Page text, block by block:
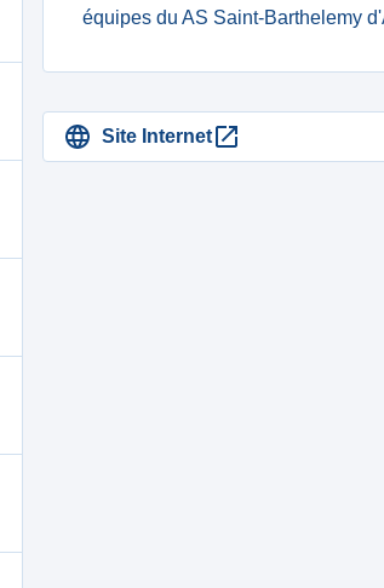
équipes du AS Saint-Barthelemy
Site Internet